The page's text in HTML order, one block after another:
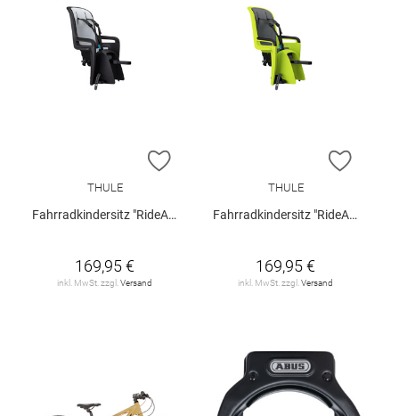
ZUR WUNSCHLISTE HINZUFÜGEN
THULE
Fahrradkindersitz "RideAlong 2 RM"
169,95 €
inkl. MwSt. zzgl. Versand
ZUR
THULE
Fahrradkindersitz "RideAlong 2"
169,95 €
inkl. MwSt. zzgl. Versand